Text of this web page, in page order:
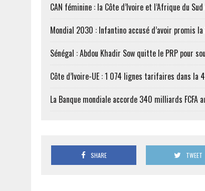
CAN féminine : la Côte d’Ivoire et l’Afrique du
Mondial 2030 : Infantino accusé d’avoir promis
Sénégal : Abdou Khadir Sow quitte le PRP pour
Côte d’Ivoire-UE : 1 074 lignes tarifaires dans la
La Banque mondiale accorde 340 milliards FCFA
SHARE TWEET